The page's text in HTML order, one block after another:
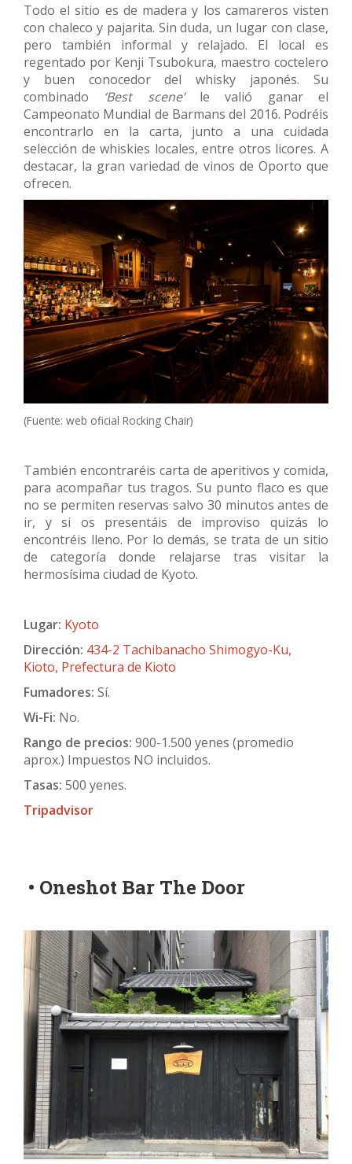
Todo el sitio es de madera y los camareros visten
con chaleco y pajarita. Sin duda, un lugar con clase,
pero también informal y relajado. El local es
regentado por Kenji Tsubokura, maestro coctelero
y buen conocedor del whisky japonés. Su
combinado ‘Best scene’le valió ganar el
Campeonato Mundial de Barmans del 2016. Podréis
encontrarlo en la carta, junto a una cuidada
selección de whiskies locales, entre otros licores. A
destacar, la gran variedad de vinos de Oporto que
ofrecen.
(Fuente: web oficial Rocking Chair)
También encontraréis carta de aperitivos y comida,
para acompañar tus tragos. Su punto flaco es que
no se permiten reservas salvo 30 minutos antes de
ir, y si os presentáis de improviso quizás lo
encontréis lleno. Por lo demás, se trata de un sitio
de categoría donde relajarse tras visitar la
hermosísima ciudad de Kyoto.
Lugar: Kyoto
Dirección: 434-2 Tachibanacho Shimogyo-Ku,
Kioto, Prefectura de Kioto
Fumadores: Sí.
Wi-Fi: No.
Rango de precios: 900-1.500 yenes (promedio
aprox.) Impuestos NO incluidos.
Tasas: 500 yenes.
Tripadvisor
• Oneshot Bar The Door